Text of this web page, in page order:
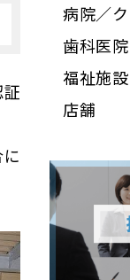
病院／
歯科医院
福祉施設
店舗